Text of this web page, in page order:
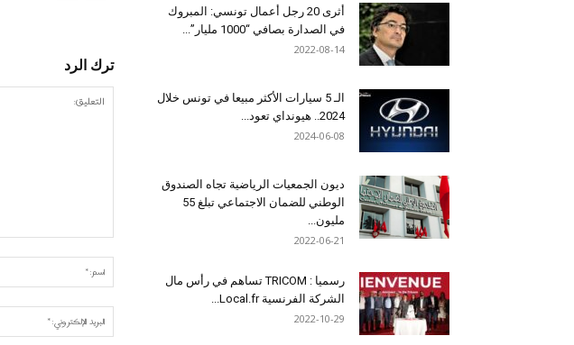
ترك الرد
أثرى 20 رجل أعمال تونسي: المبروك
في الصدارة بصافي “1000 مليار”...
2022-08-14
الـ 5 سيارات الأكثر مبيعا في تونس خلال
2024.. هيونداي تعود...
2024-06-08
ديون الجمعيات الرياضية تجاه الصندوق
الوطني للضمان الاجتماعي تبلغ 55
مليون...
2022-06-21
رسميا : TRICOM تساهم في رأس مال
الشركة الفرنسية Local.fr...
2022-10-29